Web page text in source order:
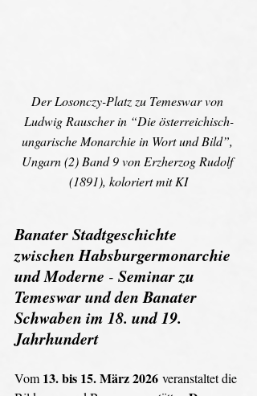
Der Losonczy-Platz zu Temeswar von
Ludwig Rauscher in “Die österreichisch-
ungarische Monarchie in Wort und Bild”,
Ungarn (2) Band 9 von Erzherzog Rudolf
(1891), koloriert mit KI
Banater Stadtgeschichte
zwischen Habsburgermonarchie
und Moderne - Seminar zu
Temeswar und den Banater
Schwaben im 18. und 19.
Jahrhundert
Vom 13. bis 15. März 2026 veranstaltet die